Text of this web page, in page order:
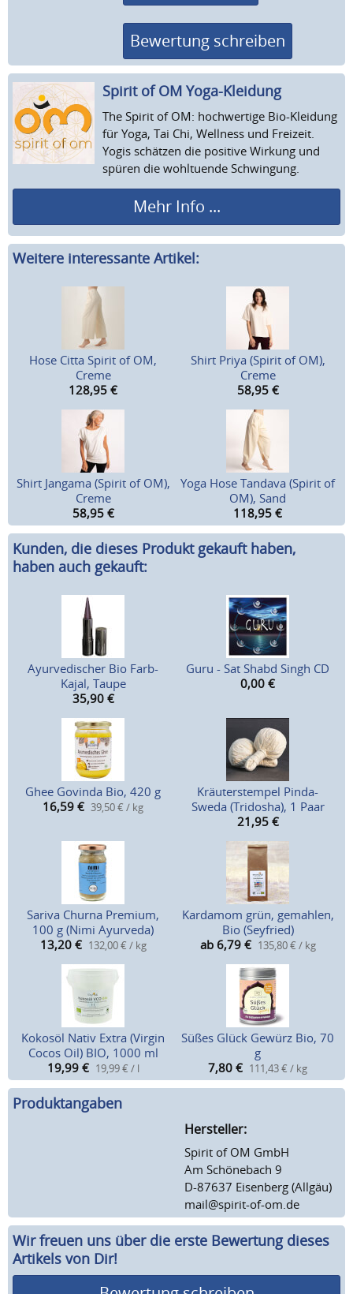
Bewertung schreiben
Spirit of OM Yoga-Kleidung
The Spirit of OM: hochwertige Bio-Kleidung
für Yoga, Tai Chi, Wellness und Freizeit.
Yogis schätzen die positive Wirkung und
spüren die wohltuende Schwingung.
Mehr Info ...
Weitere interessante Artikel:
Hose Citta Spirit of OM,
Creme
128,95 €
Shirt Priya (Spirit of OM),
Creme
58,95 €
Shirt Jangama (Spirit of OM),
Creme
58,95 €
Yoga Hose Tandava (Spirit of
OM), Sand
118,95 €
Kunden, die dieses Produkt gekauft haben,
haben auch gekauft:
Ayurvedischer Bio Farb-
Kajal, Taupe
35,90 €
Guru - Sat Shabd Singh CD
0,00 €
Ghee Govinda Bio, 420 g
16,59 € 39,50 € / kg
Kräuterstempel Pinda-
Sweda (Tridosha), 1 Paar
21,95 €
Sariva Churna Premium,
100 g (Nimi Ayurveda)
13,20 € 132,00 € / kg
Kardamom grün, gemahlen,
Bio (Seyfried)
ab 6,79 € 135,80 € / kg
Kokosöl Nativ Extra (Virgin
Cocos Oil) BIO, 1000 ml
19,99 € 19,99 € / l
Süßes Glück Gewürz Bio, 70
g
7,80 € 111,43 € / kg
Produktangaben
Hersteller:
Spirit of OM GmbH
Am Schönebach 9
D-87637 Eisenberg (Allgäu)
mail@spirit-of-om.de
Wir freuen uns über die erste Bewertung dieses
Artikels von Dir!